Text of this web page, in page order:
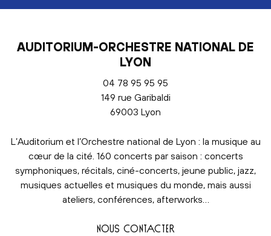
AUDITORIUM-ORCHESTRE NATIONAL DE
LYON
04 78 95 95 95
149 rue Garibaldi
69003 Lyon
L’Auditorium et l’Orchestre national de Lyon : la musique au
cœur de la cité. 160 concerts par saison : concerts
symphoniques, récitals, ciné-concerts, jeune public, jazz,
musiques actuelles et musiques du monde, mais aussi
ateliers, conférences, afterworks…
NOUS CONTACTER